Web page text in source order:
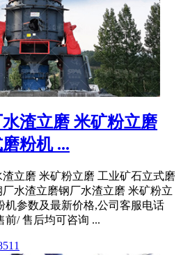
渣立磨 米矿粉立磨
粉机 ...
立磨 米矿粉立磨 工业矿石立式磨
水渣立磨钢厂水渣立磨 米矿粉立
机参数及最新价格,公司客服电话
前/ 售后均可咨询 ...